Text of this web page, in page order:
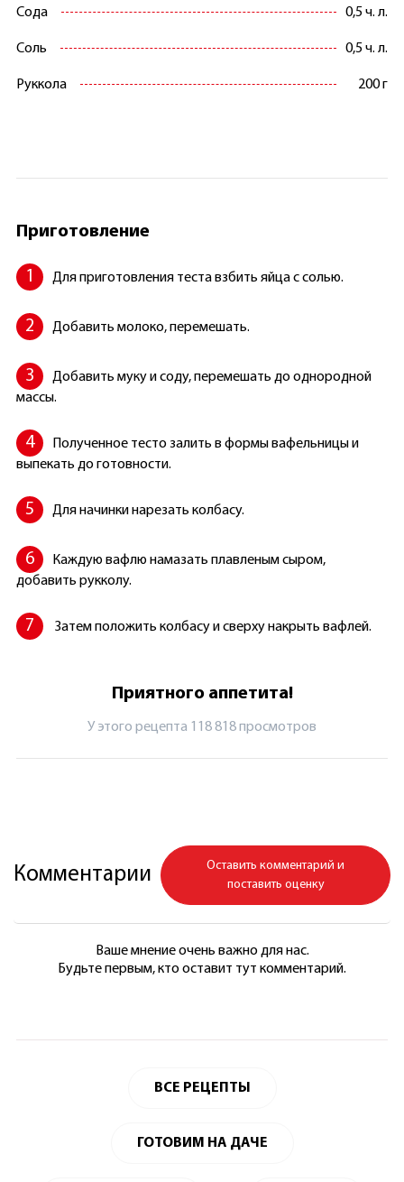
Сода 0,5 ч. л.
Соль 0,5 ч. л.
Руккола 200 г
Приготовление
Для приготовления теста взбить яйца с солью.
Добавить молоко, перемешать.
Добавить муку и соду, перемешать до однородной
массы.
Полученное тесто залить в формы вафельницы и
выпекать до готовности.
Для начинки нарезать колбасу.
Каждую вафлю намазать плавленым сыром,
добавить рукколу.
Затем положить колбасу и сверху накрыть вафлей.
Приятного аппетита!
У этого рецепта 118 818 просмотров
Комментарии
Оставить комментарий и
поставить оценку
Ваше мнение очень важно для нас.
Будьте первым, кто оставит тут комментарий.
ВСЕ РЕЦЕПТЫ
ГОТОВИМ НА ДАЧЕ